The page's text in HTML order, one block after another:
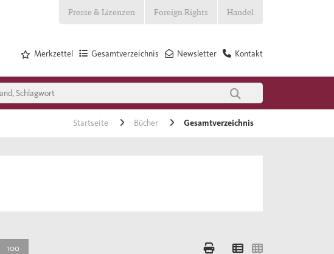
Presse & Lizenzen Foreign Rights Handel
Kontakt
Newsletter
Gesamtverzeichnis
Merkzettel
Startseite Bücher Gesamtverzeichnis
100